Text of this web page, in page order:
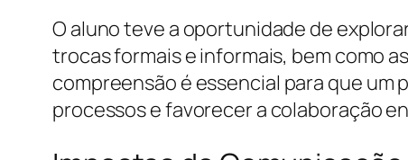
O aluno teve a oportunidade de
trocas formais e informais, bem como
compreensão é essencial para que um
processos e favorecer a colaboração